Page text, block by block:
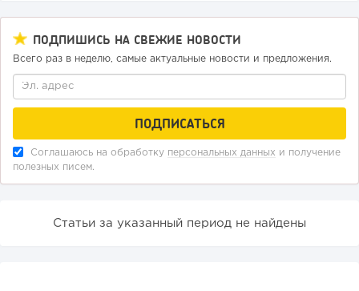
ПОДПИШИСЬ НА СВЕЖИЕ НОВОСТИ
Всего раз в неделю, самые актуальные новости и предложения.
Соглашаюсь на обработку персональных данных и получение
полезных писем.
Статьи за указанный период не найдены